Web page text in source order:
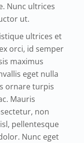
Nunc ultrices
ut.
ultrices et
orci, id semper
maximus
eget nulla
ornare turpis
Mauris
non
pellentesque
Nunc eget